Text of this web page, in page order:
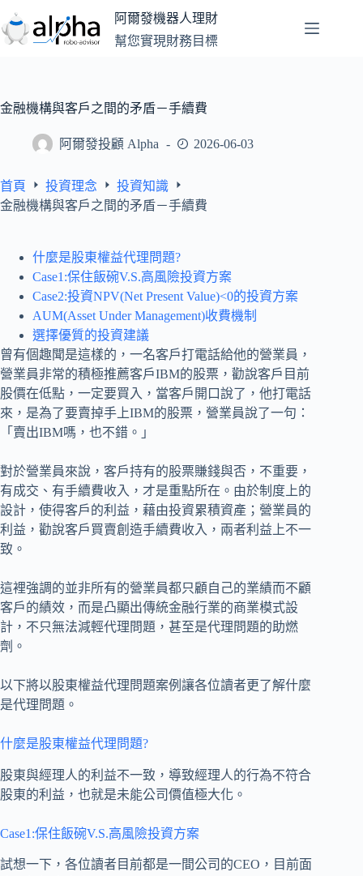
至
主
容
阿爾發機器人理財
幫您實現財務目標
金融機構與客戶之間的矛盾－手續費
阿爾發投顧 Alpha 2026-06-03
首頁 投資理念
投資知識
金融機構與客戶之間的矛盾－手續費
什麼是股東權益代理問題?
Case1:保住飯碗V.S.高風險投資方案
Case2:投資NPV(Net Present Value)<0的投資方案
AUM(Asset Under Management)收費機制
選擇優質的投資建議
曾有個趣聞是這樣的，一名客戶打電話給他的營業員，
營業員非常的積極推薦客戶IBM的股票，勸說客戶目前
股價在低點，一定要買入，當客戶開口說了，他打電話
來，是為了要賣掉手上IBM的股票，營業員說了一句：
「賣出IBM嗎，也不錯。」
對於營業員來說，客戶持有的股票賺錢與否，不重要，
有成交、有手續費收入，才是重點所在。由於制度上的
設計，使得客戶的利益，藉由投資累積資產；營業員的
利益，勸說客戶買賣創造手續費收入，兩者利益上不一
致。
這裡強調的並非所有的營業員都只顧自己的業績而不顧
客戶的績效，而是凸顯出傳統金融行業的商業模式設
計，不只無法減輕代理問題，甚至是代理問題的助燃
劑。
以下將以股東權益代理問題案例讓各位讀者更了解什麼
是代理問題。
什麼是股東權益代理問題?
股東與經理人的利益不一致，導致經理人的行為不符合
股東的利益，也就是未能公司價值極大化。
Case1:保住飯碗V.S.高風險投資方案
試想一下，各位讀者目前都是一間公司的CEO，目前面